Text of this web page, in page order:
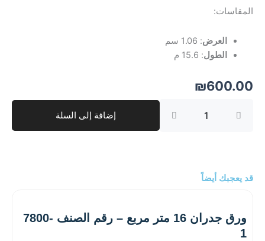
المقاسات:
العرض: 1.06 سم
الطول: 15.6 م
₪600.00
–
‎7815-
1
إضافة إلى السلة
قد يعجبك أيضاً
ورق جدران 16 متر مربع – رقم الصنف ‎7800-
1